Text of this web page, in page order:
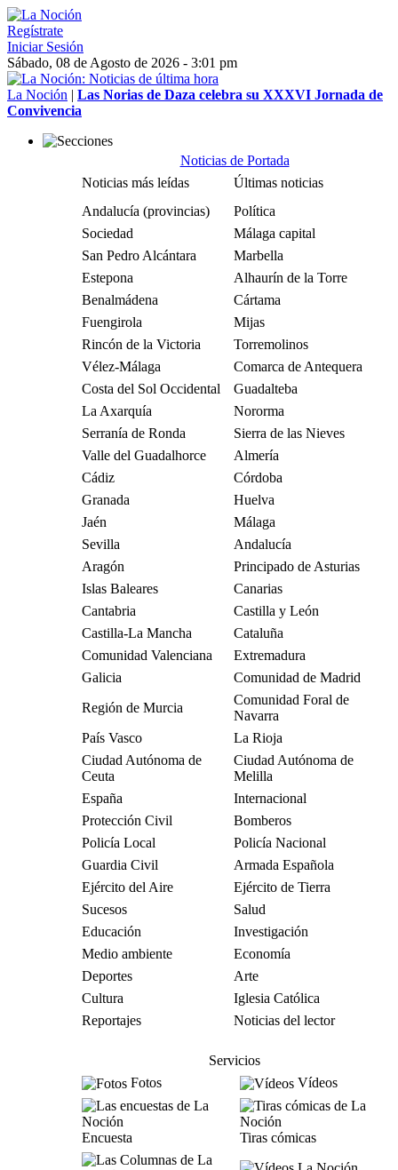
Regístrate
Iniciar Sesión
Sábado, 08 de Agosto de 2026 - 3:01 pm
La Noción | Las Norias de Daza celebra su XXXVI Jornada de
Convivencia
Noticias de Portada
Noticias más leídas
Últimas noticias
Andalucía (provincias)
Política
Sociedad
Málaga capital
San Pedro Alcántara
Marbella
Estepona
Alhaurín de la Torre
Benalmádena
Cártama
Fuengirola
Mijas
Rincón de la Victoria
Torremolinos
Vélez-Málaga
Comarca de Antequera
Costa del Sol Occidental
Guadalteba
La Axarquía
Nororma
Serranía de Ronda
Sierra de las Nieves
Valle del Guadalhorce
Almería
Cádiz
Córdoba
Granada
Huelva
Jaén
Málaga
Sevilla
Andalucía
Aragón
Principado de Asturias
Islas Baleares
Canarias
Cantabria
Castilla y León
Castilla-La Mancha
Cataluña
Comunidad Valenciana
Extremadura
Galicia
Comunidad de Madrid
Región de Murcia
Comunidad Foral de
Navarra
País Vasco
La Rioja
Ciudad Autónoma de
Ceuta
Ciudad Autónoma de
Melilla
España
Internacional
Protección Civil
Bomberos
Policía Local
Policía Nacional
Guardia Civil
Armada Española
Ejército del Aire
Ejército de Tierra
Sucesos
Salud
Educación
Investigación
Medio ambiente
Economía
Deportes
Arte
Cultura
Iglesia Católica
Reportajes
Noticias del lector
Servicios
Fotos
Vídeos
Encuesta Tiras cómicas